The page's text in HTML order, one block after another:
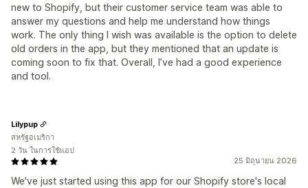
new to Shopify, but their customer service team was able to
answer my questions and help me understand how things
work. The only thing I wish was available is the option to delete
old orders in the app, but they mentioned that an update is
coming soon to fix that. Overall, I’ve had a good experience
and tool.
25 มิถุนายน 2026
We've just started using this app for our Shopify store's local
Lilypup
สหรัฐอเมริกา
2 วัน ในการใช้แอป